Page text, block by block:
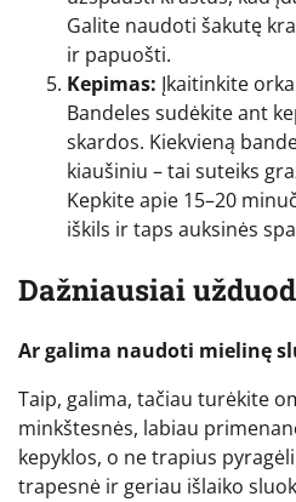
Galite naudoti šakutę
ir papuošti.
Kepimas: Įkaitinkite
Bandeles sudėkite ant
skardos. Kiekvieną
kiaušiniu – tai suteiks
Kepkite apie 15–20
iškils ir taps auksinės
Dažniausiai
Ar galima naudoti mielinę
Taip, galima, tačiau turėkite
minkštesnės, labiau
kepyklos, o ne trapius
trapesnė ir geriau išlaiko